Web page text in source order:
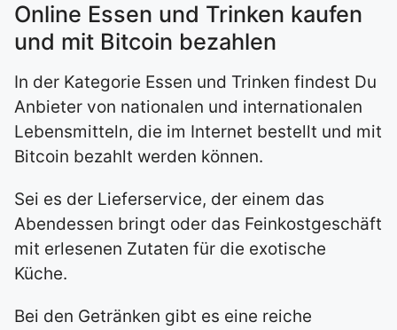
Online Essen und Trinken kaufen
und mit Bitcoin bezahlen
In der Kategorie Essen und Trinken findest Du
Anbieter von nationalen und internationalen
Lebensmitteln, die im Internet bestellt und mit
Bitcoin bezahlt werden können.
Sei es der Lieferservice, der einem das
Abendessen bringt oder das Feinkostgeschäft
mit erlesenen Zutaten für die exotische
Küche.
Bei den Getränken gibt es eine reiche